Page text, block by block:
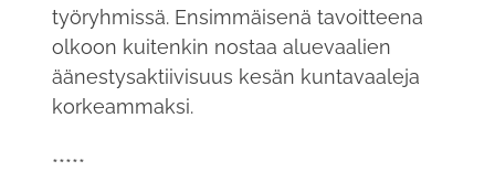
työryhmissä. Ensimmäisenä tavoitteena
olkoon kuitenkin nostaa aluevaalien
äänestysaktiivisuus kesän kuntavaaleja
korkeammaksi.
*****